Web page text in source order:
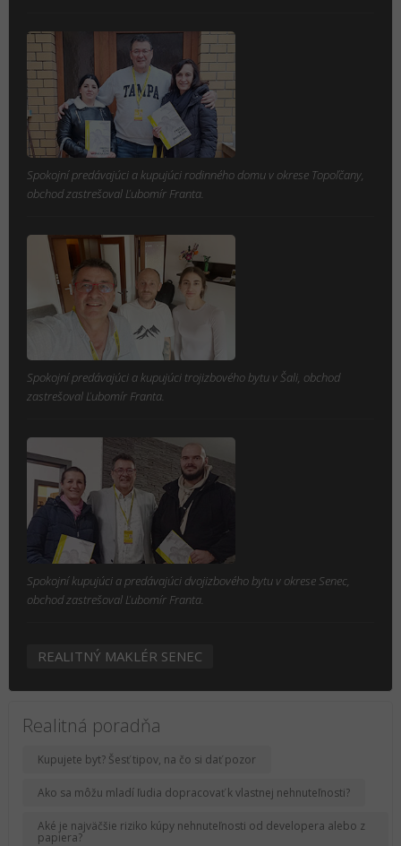
Spokojní predávajúci a kupujúci rodinného domu v okrese Topoľčany,
obchod zastrešoval Ľubomír Franta.
Spokojní predávajúci a kupujúci trojizbového bytu v Šali, obchod
zastrešoval Ľubomír Franta.
Spokojní kupujúci a predávajúci dvojizbového bytu v okrese Senec,
obchod zastrešoval Ľubomír Franta.
REALITNÝ MAKLÉR SENEC
Realitná poradňa
Kupujete byt? Šesť tipov, na čo si dať pozor
Ako sa môžu mladí ľudia dopracovať k vlastnej nehnuteľnosti?
Aké je najväčšie riziko kúpy nehnuteľnosti od developera alebo z
papiera?